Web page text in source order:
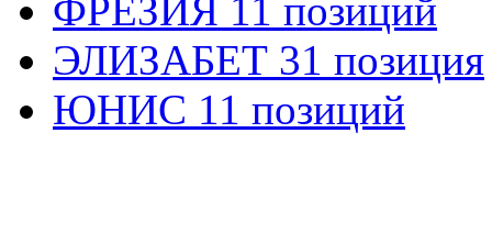
ФРЕЗИЯ 11 позиций
ЭЛИЗАБЕТ 31 позиция
ЮНИС 11 позиций